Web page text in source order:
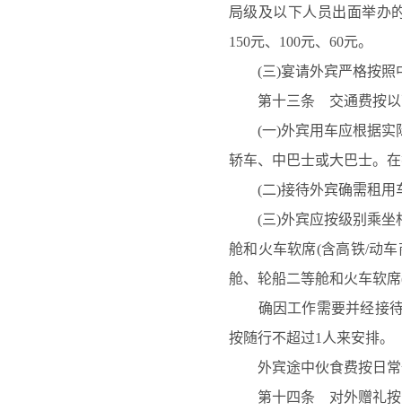
局级及以下人员出面举办
150元、100元、60元。
(三)宴请外宾严格按照
第十三条 交通费按以
(一)外宾用车应根据
轿车、中巴士或大巴士。
(二)接待外宾确需租用
(三)外宾应按级别乘
舱和火车软席(含高铁/动
舱、轮船二等舱和火车软
确因工作需要并经接待
按随行不超过1人来安排。
外宾途中伙食费按日常
第十四条 对外赠礼按